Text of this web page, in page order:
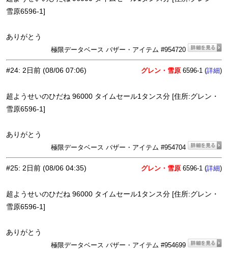
雪原6596-1]
ありがとう
極限データベース バザー・アイテム #954720
#24: 2日前 (08/06 07:06) グレン・雪原 6596-1 (詳細)
超ようせいのひだね 96000 タイムセール1タンス分 [住所:グレン・
雪原6596-1]
ありがとう
極限データベース バザー・アイテム #954704
#25: 2日前 (08/06 04:35) グレン・雪原 6596-1 (詳細)
超ようせいのひだね 96000 タイムセール1タンス分 [住所:グレン・
雪原6596-1]
ありがとう
極限データベース バザー・アイテム #954699